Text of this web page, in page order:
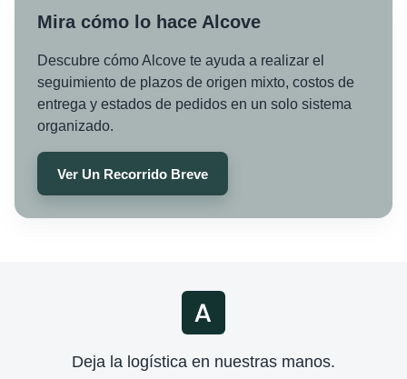
Mira cómo lo hace Alcove
Descubre cómo Alcove te ayuda a realizar el
seguimiento de plazos de origen mixto, costos de
entrega y estados de pedidos en un solo sistema
organizado.
Ver Un Recorrido Breve
Deja la logística en nuestras manos.